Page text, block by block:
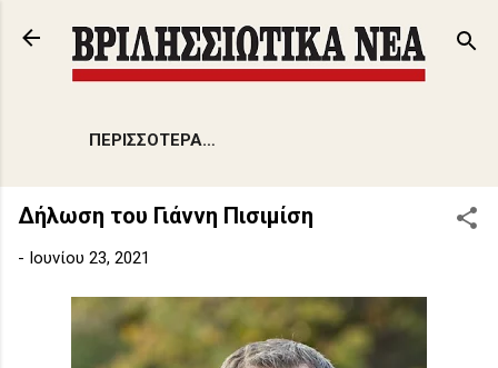
Μετάβαση στο κύριο περιεχόμενο
ΠΕΡΙΣΣΌΤΕΡΑ…
Δήλωση του Γιάννη Πισιμίση
- Ιουνίου 23, 2021